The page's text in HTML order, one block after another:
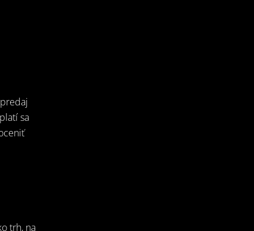
sa
trh, na